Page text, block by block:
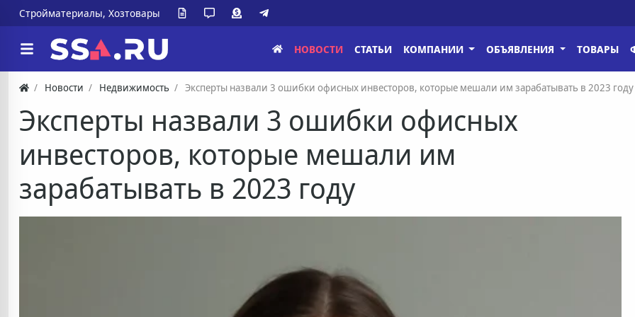
Стройматериалы, Хозтовары
НОВОСТИ СТАТЬИ КОМПАНИИ ОБЪЯВЛЕНИЯ ТОВАРЫ
Новости Недвижимость Эксперты назвали 3 ошибки офисных инвесторов, которые мешали им зарабатывать в 2023 году
Эксперты назвали 3 ошибки офисных
инвесторов, которые мешали им
зарабатывать в 2023 году